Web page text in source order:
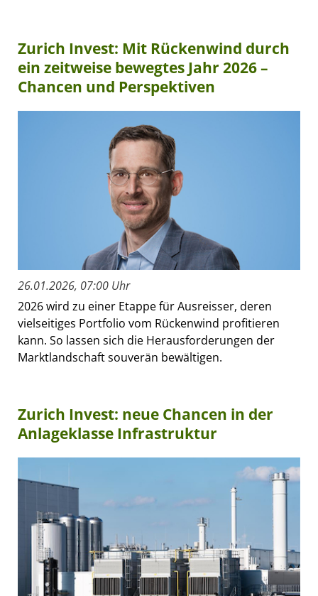
Zurich Invest: Mit Rückenwind durch
ein zeitweise bewegtes Jahr 2026 –
Chancen und Perspektiven
26.01.2026, 07:00 Uhr
2026 wird zu einer Etappe für Ausreisser, deren
vielseitiges Portfolio vom Rückenwind profitieren
kann. So lassen sich die Herausforderungen der
Marktlandschaft souverän bewältigen.
Zurich Invest: neue Chancen in der
Anlageklasse Infrastruktur